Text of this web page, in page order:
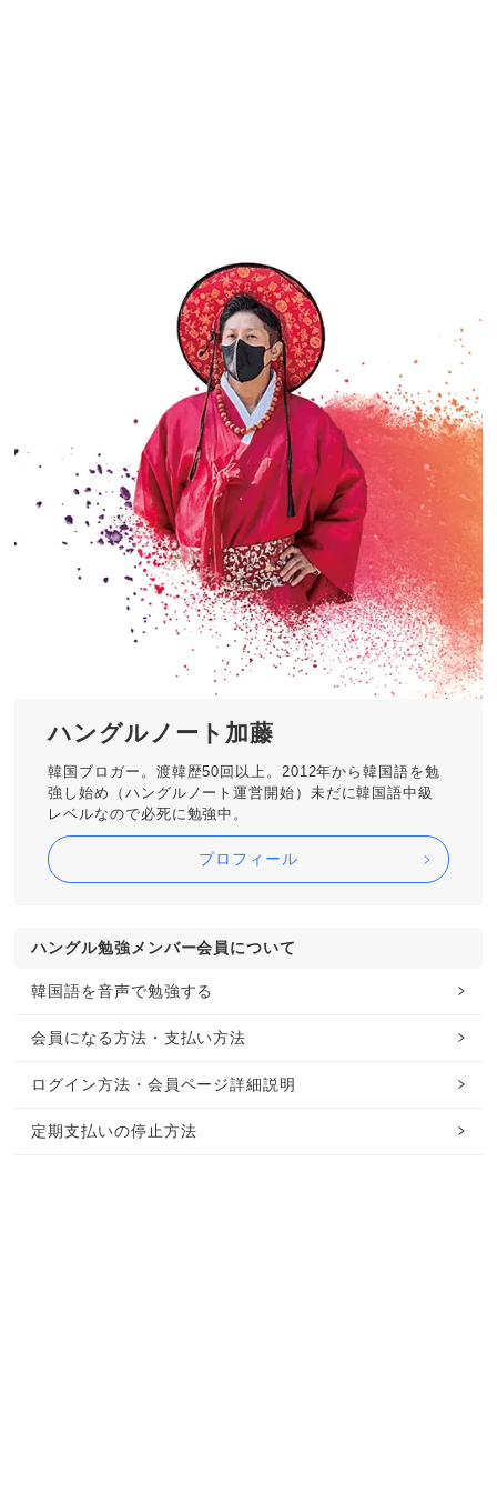
ハングルノート加藤
韓国ブロガー。渡韓歴50回以上。2012年から韓国語を勉
強し始め（ハングルノート運営開始）未だに韓国語中級
レベルなので必死に勉強中。
プロフィール
ハングル勉強メンバー会員について
韓国語を音声で勉強する
会員になる方法・支払い方法
ログイン方法・会員ページ詳細説明
定期支払いの停止方法